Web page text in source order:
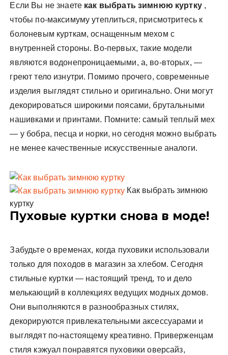
Если Вы не знаете как выбрать зимнюю куртку,
чтобы по-максимуму утеплиться, присмотритесь к
болоневым курткам, оснащенным мехом с
внутренней стороны. Во-первых, такие модели
являются водонепроницаемыми, а, во-вторых, —
греют тело изнутри. Помимо прочего, современные
изделия выглядят стильно и оригинально. Они могут
декорироваться широкими поясами, брутальными
нашивками и принтами. Помните: самый теплый мех
— у бобра, песца и норки, но сегодня можно выбрать
не менее качественные искусственные аналоги.
Как выбрать зимнюю
куртку
Пуховые куртки снова в моде!
Забудьте о временах, когда пуховики использовали
только для походов в магазин за хлебом. Сегодня
стильные куртки — настоящий тренд, то и дело
мелькающий в коллекциях ведущих модных домов.
Они выполняются в разнообразных стилях,
декорируются привлекательными аксессуарами и
выглядят по-настоящему креативно. Приверженцам
стиля кэжуал понравятся пуховики оверсайз,